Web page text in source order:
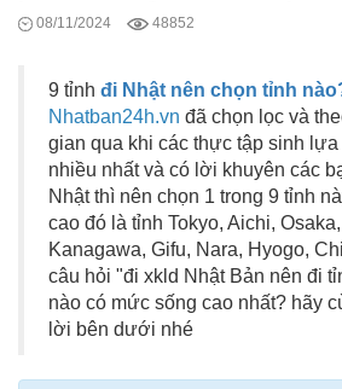
08/11/2024 48852
9 tỉnh đi Nhật nên chọn tỉnh
Nhatban24h.vn đã chọn lọc và
gian qua khi các thực tập sinh
nhiều nhất và có lời khuyên các
Nhật thì nên chọn 1 trong 9 tỉnh
cao đó là tỉnh Tokyo, Aichi,
Kanagawa, Gifu, Nara, Hyogo,
câu hỏi "đi xkld Nhật Bản nên đi
nào có mức sống cao nhất? hãy
lời bên dưới nhé